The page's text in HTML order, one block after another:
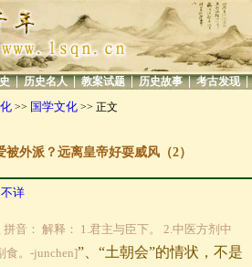
| 历史名人 | 教案试题 | 历史故事 | 考古发现 |
>> 国学文化 >> 正文
外派？远离皇帝好耍威风（2）
不详
拼音： 解释： 1.君主与臣下。 2.中医方剂中
食。-junchen]”、“土朝会”的情状，不是